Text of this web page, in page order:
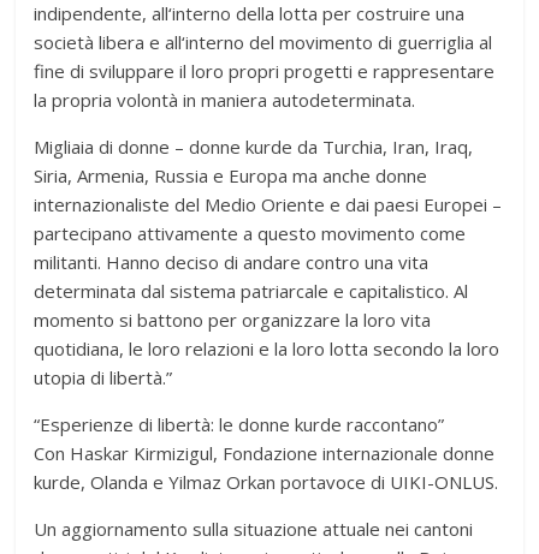
indipendente, all‘interno della lotta per costruire una
società libera e all‘interno del movimento di guerriglia al
fine di sviluppare il loro propri progetti e rappresentare
la propria volontà in maniera autodeterminata.
Migliaia di donne – donne kurde da Turchia, Iran, Iraq,
Siria, Armenia, Russia e Europa ma anche donne
internazionaliste del Medio Oriente e dai paesi Europei –
partecipano attivamente a questo movimento come
militanti. Hanno deciso di andare contro una vita
determinata dal sistema patriarcale e capitalistico. Al
momento si battono per organizzare la loro vita
quotidiana, le loro relazioni e la loro lotta secondo la loro
utopia di libertà.”
“Esperienze di libertà: le donne kurde raccontano”
Con Haskar Kirmizigul, Fondazione internazionale donne
kurde, Olanda e Yilmaz Orkan portavoce di UIKI-ONLUS.
Un aggiornamento sulla situazione attuale nei cantoni